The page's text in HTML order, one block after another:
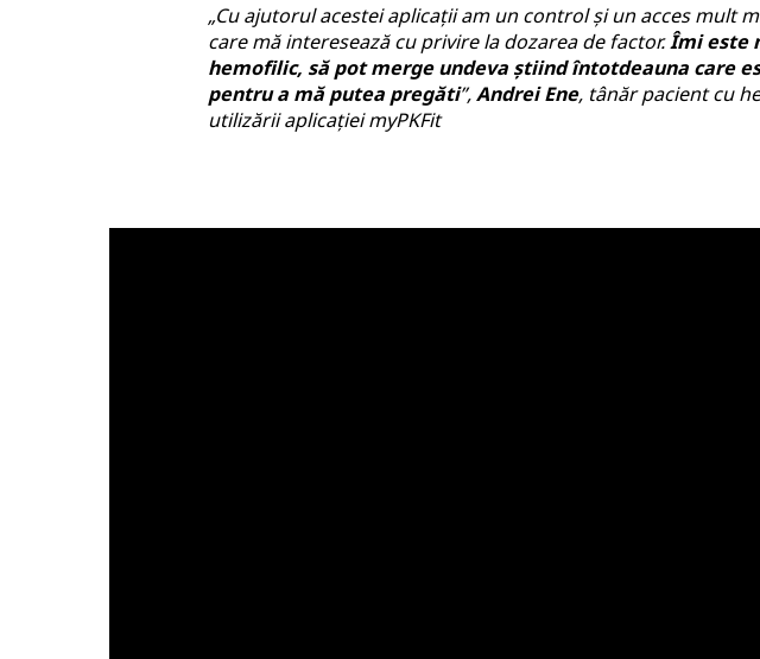
„Cu ajutorul acestei aplicații am un control și un acces mult
care mă interesează cu privire la dozarea de factor.Îmi este
hemofilic, să pot merge undeva știind întotdeauna care
pentru a mă putea pregăti”,Andrei Ene, tânăr pacient cu
utilizării aplicației myPKFit